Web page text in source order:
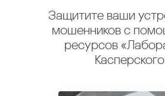
Защитите ваши
мошенников с
ресурсов